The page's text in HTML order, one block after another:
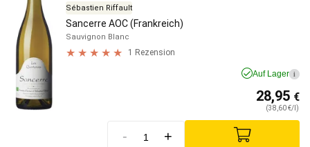
Sébastien Riffault
Sancerre AOC (Frankreich)
Sauvignon Blanc
1 Rezension
Auf Lager i
28,95 €
(38,60 €/l)
- +